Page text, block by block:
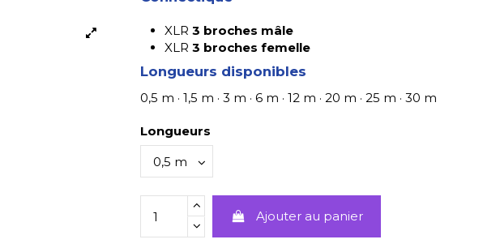
XLR3 broches mâle
XLR3 broches femelle
Longueurs disponibles
0,5 m · 1,5 m · 3 m · 6 m · 12 m · 20 m · 25 m · 30 m
Longueurs
Ajouter au panier